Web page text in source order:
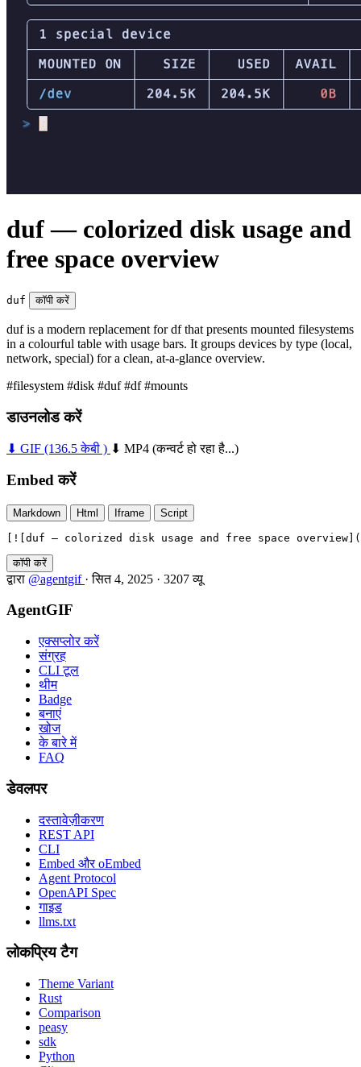
duf — colorized disk usage and
free space overview
duf कॉपी करें
duf is a modern replacement for df that presents mounted filesystems
in a colourful table with usage bars. It groups devices by type (local,
network, special) for a clean, at-a-glance overview.
#filesystem #disk #duf#df#mounts
डाउनलोड करें
⬇ GIF (136.5 केबी ) ⬇ MP4 (कन्वर्ट हो रहा है...)
Embed करें
Markdown Html Iframe Script
[![duf — colorized disk usage and free space
कॉपी करें
द्वारा @agentgif · सित 4, 2025 · 3207 व्यू
AgentGIF
एक्सप्लोर करें
संग्रह
CLI टूल
थीम
Badge
बनाएं
खोज
के बारे में
FAQ
डेवलपर
दस्तावेज़ीकरण
REST API
CLI
Embed और oEmbed
Agent Protocol
OpenAPI Spec
गाइड
llms.txt
लोकप्रिय टैग
Theme Variant
Rust
Comparison
peasy
sdk
Python